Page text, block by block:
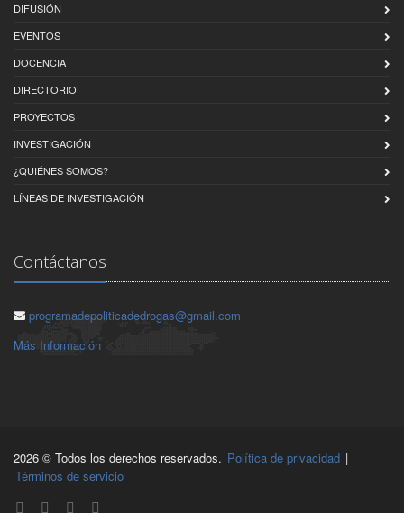
DIFUSIÓN
EVENTOS
DOCENCIA
DIRECTORIO
PROYECTOS
INVESTIGACIÓN
¿QUIÉNES SOMOS?
LÍNEAS DE INVESTIGACIÓN
Contáctanos
programadepoliticadedrogas@gmail.com
Más Información
2026 © Todos los derechos reservados. Política de privacidad |
Términos de servicio